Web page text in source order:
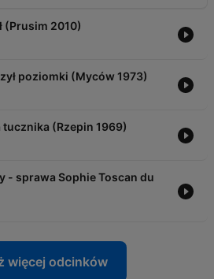
(Prusim 2010)
poziomki (Myców 1973)
tucznika (Rzepin 1969)
- sprawa Sophie Toscan du
więcej odcinków